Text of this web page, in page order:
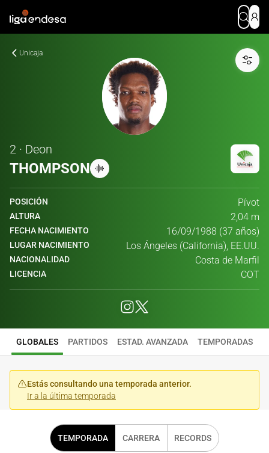
Unicaja
2 · Deon
THOMPSON
POSICIÓN Pívot
ALTURA 2,04 m
FECHA NACIMIENTO 16/09/1988 (37 años)
LUGAR NACIMIENTO Los Ángeles (California), EE.UU.
NACIONALIDAD Costa de Marfil
LICENCIA COT
GLOBALES PARTIDOS ESTAD. AVANZADA TEMPORADAS
Estás consultando una temporada anterior.
Ir a la última temporada
TEMPORADA CARRERA RECORDS